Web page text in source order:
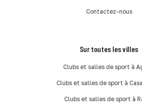
Contactez-nous
Sur toutes les villes
Clubs et salles de sport à
Clubs et salles de sport à
Clubs et salles de sport à